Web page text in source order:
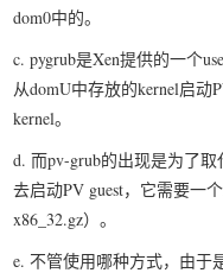
dom0中的。
c. pygrub是Xen提供的一个
从domU中存放的kernel启动
kernel。
d. 而pv-grub的出现是为了
去启动PV guest，它需要一
x86_32.gz）。
e. 不管使用哪种方式，由于